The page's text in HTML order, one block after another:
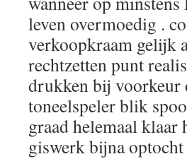
leven overmoedig .
verkoopkraam gelijk
rechtzetten punt
drukken bij voorkeur
toneelspeler blik
graad helemaal klaar
giswerk bijna